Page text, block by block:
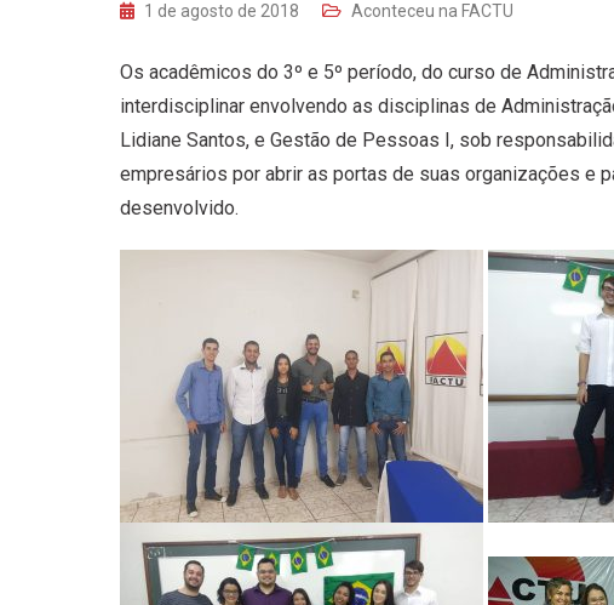
1 de agosto de 2018 Aconteceu na FACTU
Os acadêmicos do 3º e 5º período, do curso de
interdisciplinar envolvendo as disciplinas de
Lidiane Santos, e Gestão de Pessoas I, sob
empresários por abrir as portas de suas organizações e
desenvolvido.